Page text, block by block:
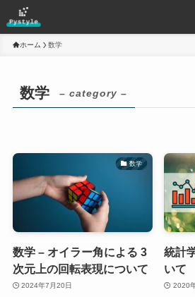
ホーム 数学
数学 – category –
数学
数学 – オイラー角による 3
次元上の回転表現について
2024年7月20日
統計
いて
2020